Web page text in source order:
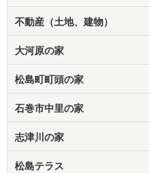
不動産（土地、建物）
大河原の家
松島町町頭の家
石巻市中里の家
志津川の家
松島テラス